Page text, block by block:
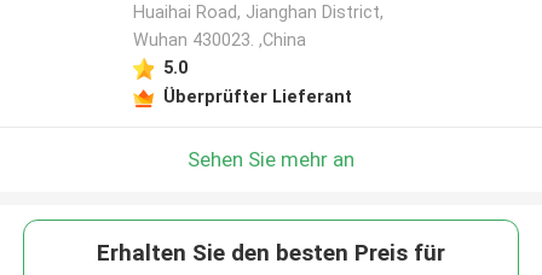
Huaihai Road, Jianghan District,
Wuhan 430023. ,China
5.0
Überprüfter Lieferant
Sehen Sie mehr an
Erhalten Sie den besten Preis für